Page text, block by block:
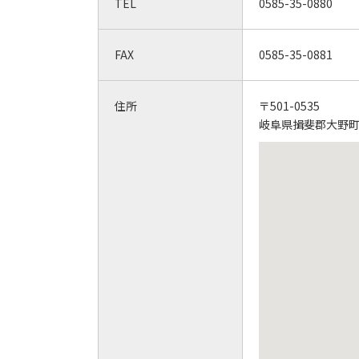
TEL 0585-35-0880
FAX 0585-35-0881
住所
〒501-0535
岐阜県揖斐郡大野